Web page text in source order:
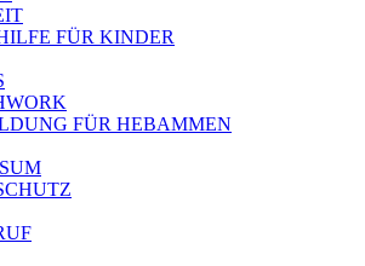
FÜR KINDER
FÜR HEBAMMEN